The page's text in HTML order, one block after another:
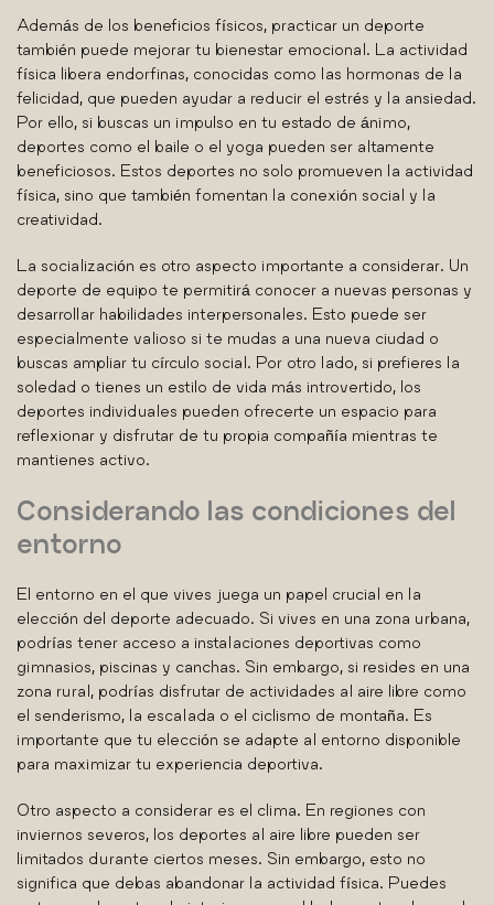
Además de los beneficios físicos, practicar un deporte
también puede mejorar tu bienestar emocional. La actividad
física libera endorfinas, conocidas como las hormonas de la
felicidad, que pueden ayudar a reducir el estrés y la ansiedad.
Por ello, si buscas un impulso en tu estado de ánimo,
deportes como el baile o el yoga pueden ser altamente
beneficiosos. Estos deportes no solo promueven la actividad
física, sino que también fomentan la conexión social y la
creatividad.
La socialización es otro aspecto importante a considerar. Un
deporte de equipo te permitirá conocer a nuevas personas y
desarrollar habilidades interpersonales. Esto puede ser
especialmente valioso si te mudas a una nueva ciudad o
buscas ampliar tu círculo social. Por otro lado, si prefieres la
soledad o tienes un estilo de vida más introvertido, los
deportes individuales pueden ofrecerte un espacio para
reflexionar y disfrutar de tu propia compañía mientras te
mantienes activo.
Considerando las condiciones del
entorno
El entorno en el que vives juega un papel crucial en la
elección del deporte adecuado. Si vives en una zona urbana,
podrías tener acceso a instalaciones deportivas como
gimnasios, piscinas y canchas. Sin embargo, si resides en una
zona rural, podrías disfrutar de actividades al aire libre como
el senderismo, la escalada o el ciclismo de montaña. Es
importante que tu elección se adapte al entorno disponible
para maximizar tu experiencia deportiva.
Otro aspecto a considerar es el clima. En regiones con
inviernos severos, los deportes al aire libre pueden ser
limitados durante ciertos meses. Sin embargo, esto no
significa que debas abandonar la actividad física. Puedes